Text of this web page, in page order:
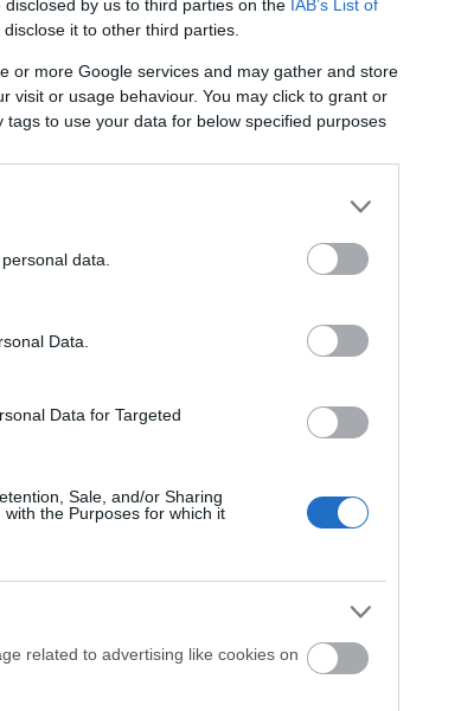
by us to third parties on the IAB’s List of
it to other third parties.
or more Google services and may gather and store
visit or usage behaviour. You may click to grant or
to use your data for below specified purposes
data.
Data.
Data for Targeted
Sale, and/or Sharing
the Purposes for which it
related to advertising like cookies on
κατοίκους.
όσων τον
απόγευμα της
Ιερό Ναό Αναστάσεως
του
Εύβοια: Γυναίκα
έπεσε θύμα
απάτης – Πλήρωσε
παρέλαβε
ανασύρθηκε χωρίς
τις αισθήσεις του
από τη θάλασσα
εδώ
πάρουν διπλάσια
Αύγουστο